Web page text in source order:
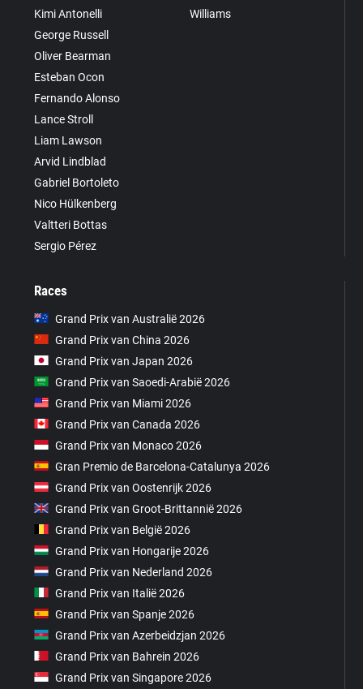
Kimi Antonelli
George Russell
Oliver Bearman
Esteban Ocon
Fernando Alonso
Lance Stroll
Liam Lawson
Arvid Lindblad
Gabriel Bortoleto
Nico Hülkenberg
Valtteri Bottas
Sergio Pérez
Williams
Races
Grand Prix van Australië 2026
Grand Prix van China 2026
Grand Prix van Japan 2026
Grand Prix van Saoedi-Arabië 2026
Grand Prix van Miami 2026
Grand Prix van Canada 2026
Grand Prix van Monaco 2026
Gran Premio de Barcelona-Catalunya 2026
Grand Prix van Oostenrijk 2026
Grand Prix van Groot-Brittannië 2026
Grand Prix van België 2026
Grand Prix van Hongarije 2026
Grand Prix van Nederland 2026
Grand Prix van Italië 2026
Grand Prix van Spanje 2026
Grand Prix van Azerbeidzjan 2026
Grand Prix van Bahrein 2026
Grand Prix van Singapore 2026